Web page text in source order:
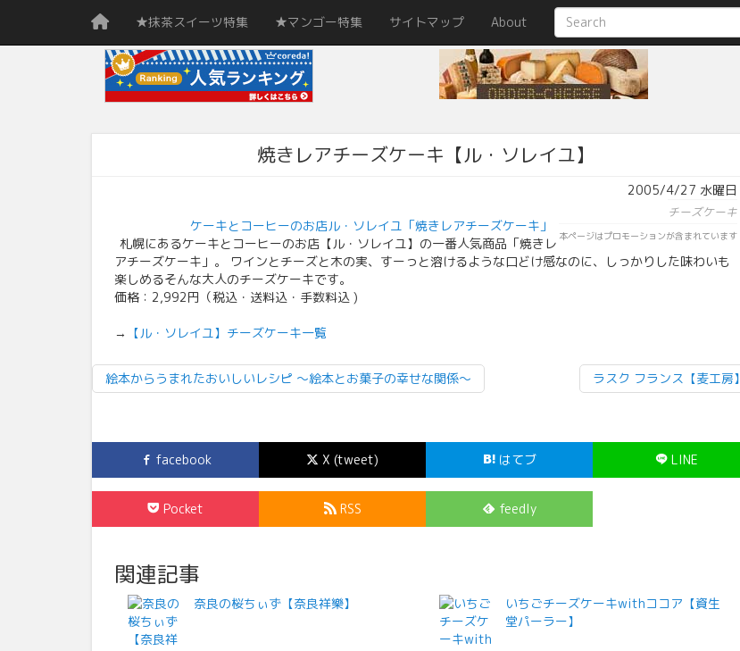
★抹茶スイーツ特集 ★マンゴー特集 サイトマップ About
焼きレアチーズケーキ【ル・ソレイユ】
2005/4/27 水曜日
チーズケーキ
本ページはプロモーションが含まれています
ケーキとコーヒーのお店ル・ソレイユ「焼きレアチーズケーキ」
札幌にあるケーキとコーヒーのお店【ル・ソレイユ】の一番人気商品「焼きレ
アチーズケーキ」。 ワインとチーズと木の実、すーっと溶けるような口どけ感なのに、しっかりした味わいも
楽しめるそんな大人のチーズケーキです。
価格：2,992円（税込・送料込・手数料込 )
→ 【ル・ソレイユ】チーズケーキ一覧
絵本からうまれたおいしいレシピ 〜絵本とお菓子の幸せな関係〜 ラスク フランス【麦工房】
facebook X (tweet) はてブ LINE
Pocket RSS feedly
関連記事
奈良の桜ちぃず【奈良祥樂】
いちごチーズケーキwithココア【資生
堂パーラー】